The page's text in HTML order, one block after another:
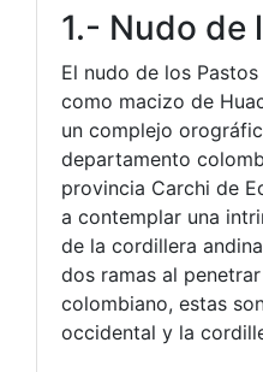
1.- Nudo de
El nudo de los
como macizo de
un complejo
departamento
provincia Carchi de
a contemplar una
de la cordillera
dos ramas al
colombiano, estas
occidental y la